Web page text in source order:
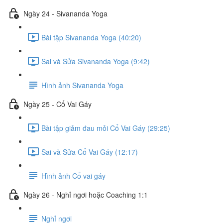
Ngày 24 - Sivananda Yoga
Bài tập Sivananda Yoga (40:20)
Sai và Sửa Sivananda Yoga (9:42)
Hình ảnh Sivananda Yoga
Ngày 25 - Cổ Vai Gáy
Bài tập giảm đau mỏi Cổ Vai Gáy (29:25)
Sai và Sửa Cổ Vai Gáy (12:17)
Hình ảnh Cổ vai gáy
Ngày 26 - Nghỉ ngơi hoặc Coaching 1:1
Nghỉ ngơi